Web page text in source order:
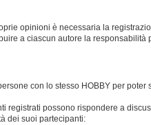
opinioni è necessaria la
a ciascun autore la responsabilità
con lo stesso HOBBY per
possono rispondere a
dei suoi partecipanti: